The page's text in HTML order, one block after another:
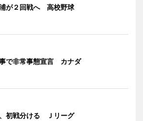
が２回戦へ 高校野球
で非常事態宣言 カナダ
初戦分ける Ｊリーグ